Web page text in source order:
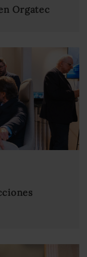
Orgatec